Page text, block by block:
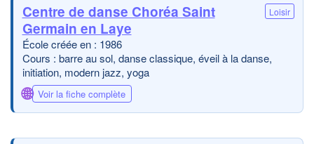
Centre de danse Choréa Saint
Germain en Laye
Loisir
École créée en : 1986
Cours : barre au sol, danse classique, éveil à la danse,
initiation, modern jazz, yoga
🌐 Voir la fiche complète